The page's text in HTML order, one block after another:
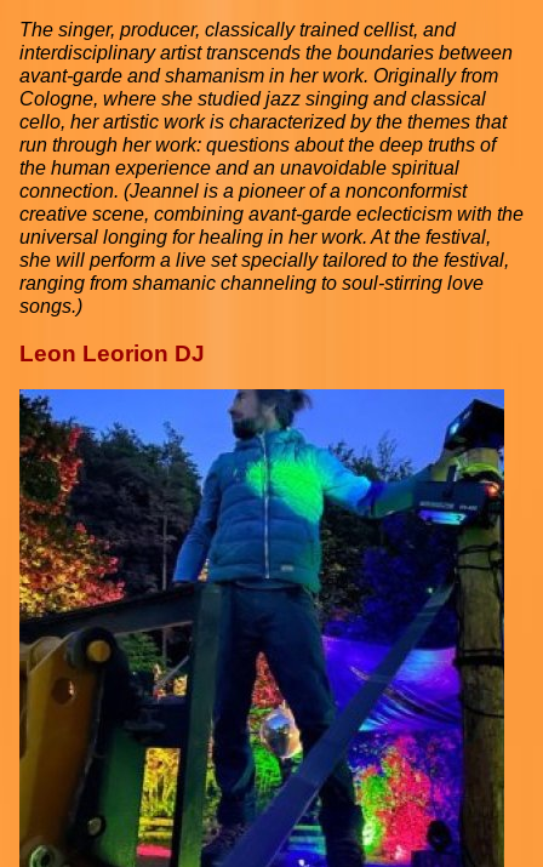
The singer, producer, classically trained cellist, and
interdisciplinary artist transcends the boundaries between
avant-garde and shamanism in her work. Originally from
Cologne, where she studied jazz singing and classical
cello, her artistic work is characterized by the themes that
run through her work: questions about the deep truths of
the human experience and an unavoidable spiritual
connection. (Jeannel is a pioneer of a nonconformist
creative scene, combining avant-garde eclecticism with the
universal longing for healing in her work. At the festival,
she will perform a live set specially tailored to the festival,
ranging from shamanic channeling to soul-stirring love
songs.)
Leon Leorion DJ